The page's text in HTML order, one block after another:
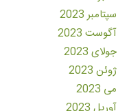
سپتامبر 2023
آگوست 2023
جولای 2023
ژوئن 2023
می 2023